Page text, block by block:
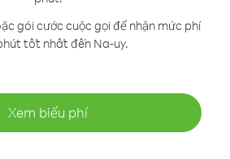
gói cước cuộc gọi để nhận mức phí
tốt nhất đến Na-uy.
Xem biểu phí